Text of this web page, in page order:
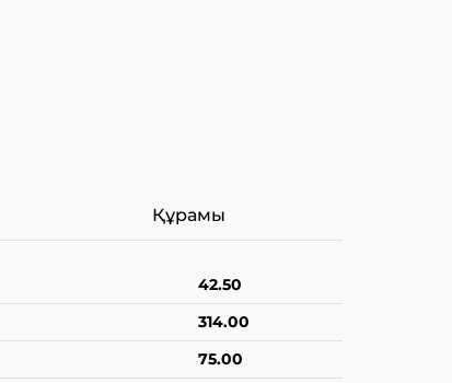
Құрамы
42.50
314.00
75.00